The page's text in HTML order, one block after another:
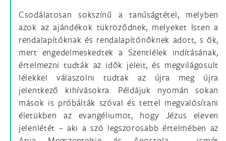
Csodálatosan sokszínű a tanúságtétel, melyben
azok az ajándékok tükröződnek, melyeket Isten a
rendalapítóknak és rendalapítónőknek adott, s ők,
mert engedelmeskedtek a Szentlélek indításának,
értelmezni tudták az idők jeleit, és megvilágosult
lélekkel válaszolni tudtak az újra meg újra
jelentkező kihívásokra. Példájuk nyomán sokan
mások is próbálták szóval és tettel megvalósítani
életükben az evangéliumot, hogy Jézus eleven
jelenlétét – aki a szó legszorosabb értelmében az